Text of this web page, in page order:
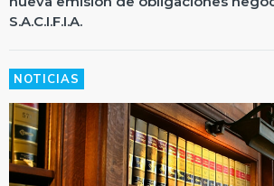
S.A.C.I.F.I.A.
NOTICIAS